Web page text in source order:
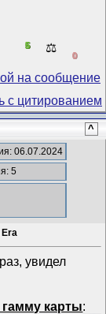
5 ⚖️
0
^
06.07.2024
5
Era
увидел
карты: